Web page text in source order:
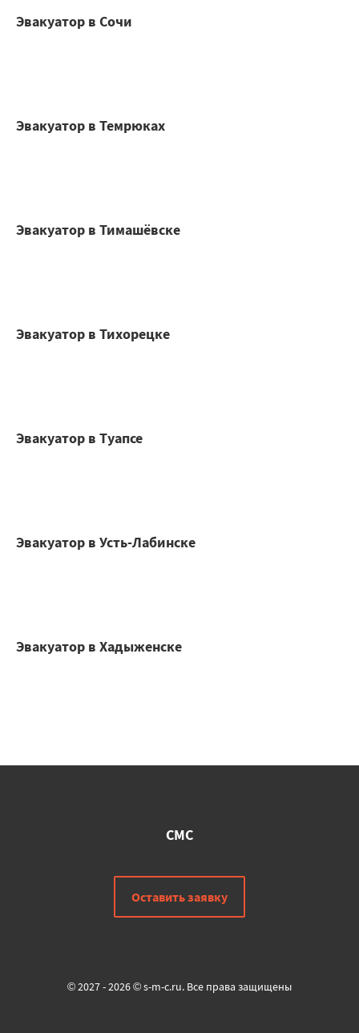
Эвакуатор в Сочи
Эвакуатор в Темрюках
Эвакуатор в Тимашёвске
Эвакуатор в Тихорецке
Эвакуатор в Туапсе
Эвакуатор в Усть-Лабинске
Эвакуатор в Хадыженске
СМС
Оставить заявку
© 2027 - 2026 © s-m-c.ru. Все права защищены